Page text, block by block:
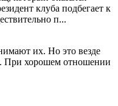
клуба подбегает к
п...
их. Но это везде
При хорошем отношении